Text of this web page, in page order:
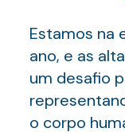
Estamos na
ano, e as
um desafio
o corpo